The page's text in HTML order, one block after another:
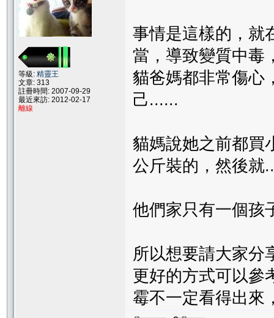
等級: 精靈王
文章: 313
註冊時間: 2007-09-29
最近來訪: 2012-02-17
離線
事情是這樣的，就
當，導致變質中毒
貓爸媽都非常傷心
己......
貓媽說她之前都買
公斤裝的，然後就
他們家只有一個孩
所以想要請大家分
更好的方式可以參
霉不一定看得出來